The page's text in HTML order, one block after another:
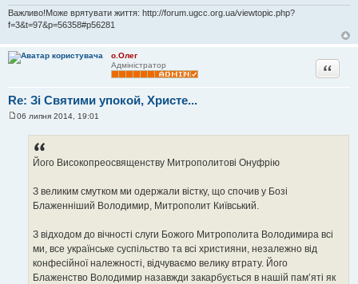
Важливо!Може врятувати життя: http://forum.ugcc.org.ua/viewtopic.php?
f=3&t=97&p=56358#p56281
о.Олег
Адміністратор
Re: Зі Святими упокой, Христе...
Цитата
06 липня 2014, 19:01
Його Високопреосвященству Митрополитові Онуфрію
З великим смутком ми одержали вістку, що спочив у Бозі
Блаженніший Володимир, Митрополит Київський.
З відходом до вічності слуги Божого Митрополита Володимира всі
ми, все українське суспільство та всі християни, незалежно від
конфесійної належності, відчуваємо велику втрату. Його
Блаженство Володимир назавжди закарбується в нашій пам’яті як